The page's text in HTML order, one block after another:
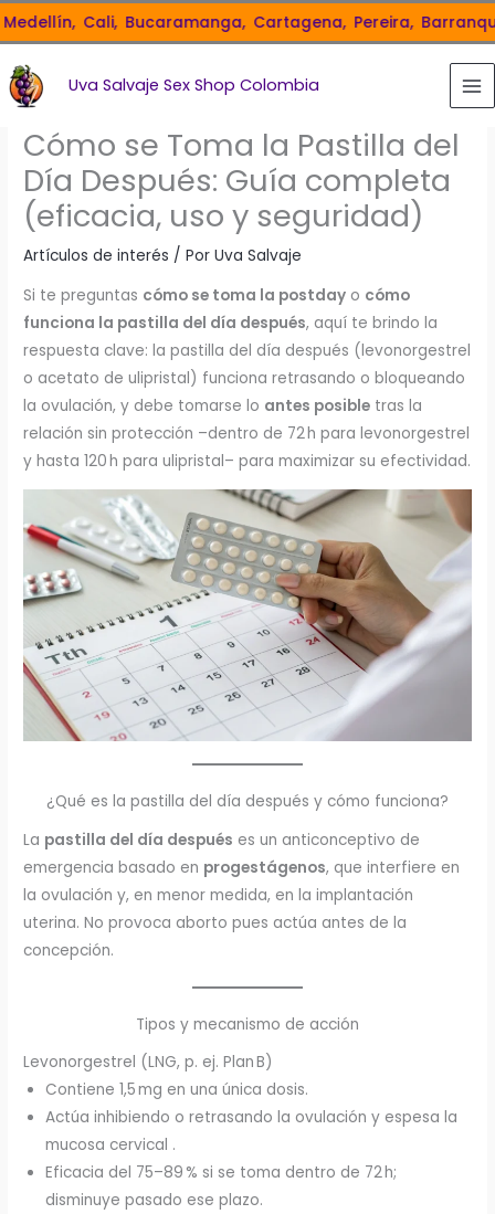
Ir
al
contenido
Cali, Bucaramanga, Cartagena, Pereira, Barranquilla,
Uva Salvaje Sex Shop Colombia
Cómo se Toma la Pastilla del
Día Después: Guía completa
(eficacia, uso y seguridad)
Artículos de interés / PorUva Salvaje
Si te preguntas cómo se toma la postday o cómo
funciona la pastilla del día después, aquí te brindo la
respuesta clave: la pastilla del día después (levonorgestrel
o acetato de ulipristal) funciona retrasando o bloqueando
la ovulación, y debe tomarse lo antes posible tras la
relación sin protección –dentro de 72 h para levonorgestrel
y hasta 120 h para ulipristal– para maximizar su efectividad.
¿Qué es la pastilla del día después y cómo funciona?
La pastilla del día después es un anticonceptivo de
emergencia basado en progestágenos, que interfiere en
la ovulación y, en menor medida, en la implantación
uterina. No provoca aborto pues actúa antes de la
concepción.
Tipos y mecanismo de acción
Levonorgestrel (LNG, p. ej. Plan B)
Contiene 1,5 mg en una única dosis.
Actúa inhibiendo o retrasando la ovulación y espesa la
mucosa cervical .
Eficacia del 75–89 % si se toma dentro de 72 h;
disminuye pasado ese plazo.